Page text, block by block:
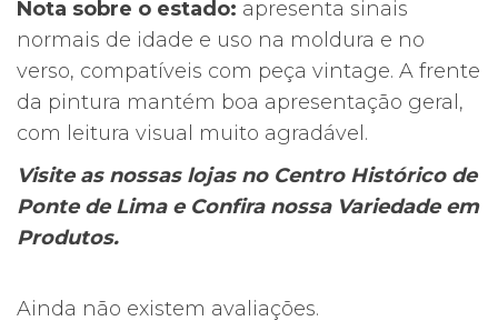
Nota sobre o estado: apresenta sinais
normais de idade e uso na moldura e no
verso, compatíveis com peça vintage. A frente
da pintura mantém boa apresentação geral,
com leitura visual muito agradável.
Visite as nossas lojas no Centro Histórico de
Ponte de Lima e Confira nossa Variedade em
Produtos.
Ainda não existem avaliações.